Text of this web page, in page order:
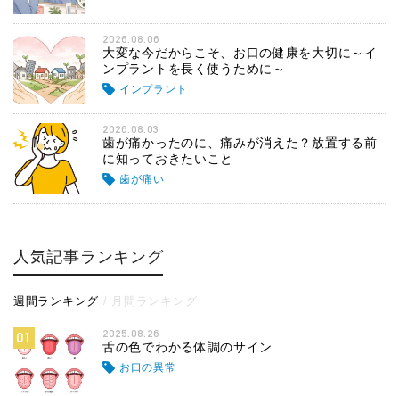
2026.08.06
大変な今だからこそ、お口の健康を大切に～イ
ンプラントを長く使うために～
インプラント
2026.08.03
歯が痛かったのに、痛みが消えた？放置する前
に知っておきたいこと
歯が痛い
人気記事ランキング
週間ランキング 月間ランキング
01 2025.08.26
舌の色でわかる体調のサイン
お口の異常